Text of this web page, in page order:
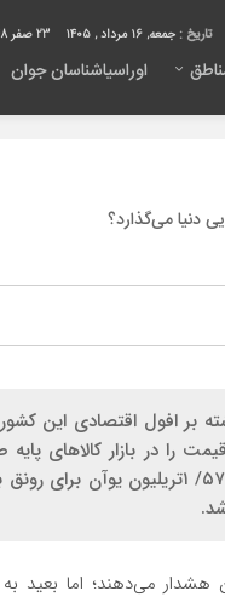
تاریخ : جمعه, ۱۶ مرداد , ۱۴۰۵ 23 صفر 1448
اوراسیاشناسان جوان
دنیا می‏‏‌گذارد؟
بر افول اقتصادی این
را در بازار کالاهای پایه
پایان ماجرا نبود؛ در ادامه دولت چین از تزریق نقدینگی
می‌دهند؛ اما بعید